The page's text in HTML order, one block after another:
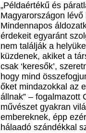
„Példaértékű és
Magyarországon
Mindennapos
érdekeit egyaránt
nem találják a
küzdenek, akiket a
csak ‘keresők’,
hogy mind
őket mindazokkal az
állnak” – fogalmazott
művészet gyakran
embereknek, épp
hálaadó szándékkal